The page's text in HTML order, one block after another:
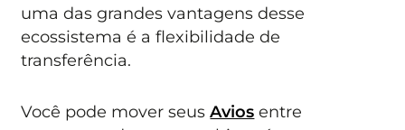
uma das grandes vantagens desse
ecossistema é a flexibilidade de
transferência.
Você pode mover seusAvios entre